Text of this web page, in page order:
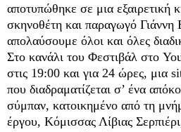
αποτυπώθηκε σε μια εξαιρετική
σκηνοθέτη και παραγωγό
απολαύσουμε όλοι και όλες
Στο κανάλι του Φεστιβάλ στο
στις 19:00 και για 24 ώρες, μια
που διαδραματίζεται σ’ ένα
σύμπαν, κατοικημένο από τη
έργου, Κόμισσας Λίβιας